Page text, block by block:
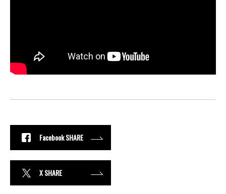
Facebook SHARE
X SHARE